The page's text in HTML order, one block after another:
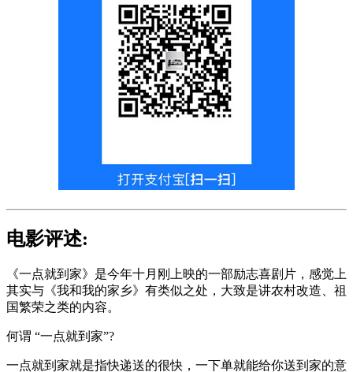
电影评述:
《一点就到家》是今年十月刚上映的一部励志喜剧片，感觉上
其实与《我和我的家乡》有类似之处，大致是讲农村改造、祖
国繁荣之类的内容。
何谓 “一点就到家”?
一点就到家就是指快递送的很快，一下单就能给你送到家的意